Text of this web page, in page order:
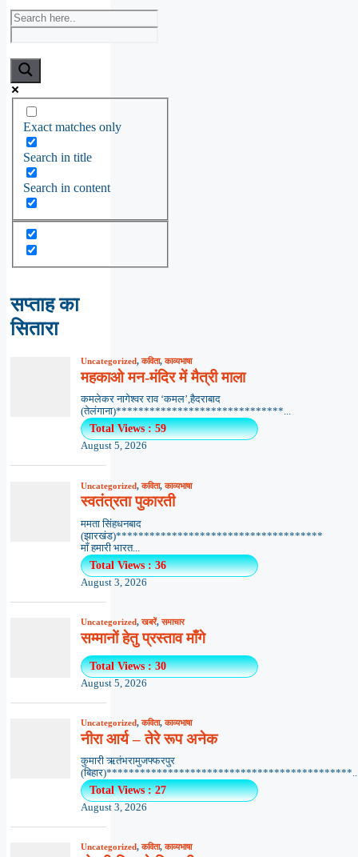
Exact matches only
Search in title
Search in content
सप्ताह का
सितारा
Uncategorized,कविता,काव्यभाषा
महकाओ मन-मंदिर में मैत्री माला
कमलेकर नागेश्वर राव ‘कमल’,हैदराबाद
(तेलंगाना)******************************...
Total Views : 59
August 5, 2026
Uncategorized,कविता,काव्यभाषा
स्वतंत्रता पुकारती
ममता सिंहधनबाद
(झारखंड)*************************************
माँ हमारी भारत...
Total Views : 36
August 3, 2026
Uncategorized,खबरें,समाचार
सम्मानों हेतु प्रस्ताव माँगे
Total Views : 30
August 5, 2026
Uncategorized,कविता,काव्यभाषा
नीरा आर्य – तेरे रूप अनेक
कुमारी ऋतंभरामुजफ्फरपुर
Total Views : 27
August 3, 2026
Uncategorized,कविता,काव्यभाषा